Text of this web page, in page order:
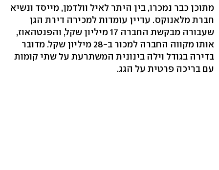
מתוכן כבר נמכרו, בין היתר לאיל וולדמן, מייסד ונשיא
חברת מלאנוקס. עדיין עומדות למכירה דירת הגן
שעבורה מבקשת החברה 17 מיליון שקל, והפנטהאוז,
אותו מקווה החברה למכור ב-28 מיליון שקל. מדובר
בדירה בגודל וילה בינונית המשתרעת על שתי קומות
עם בריכה פרטית על הגג.